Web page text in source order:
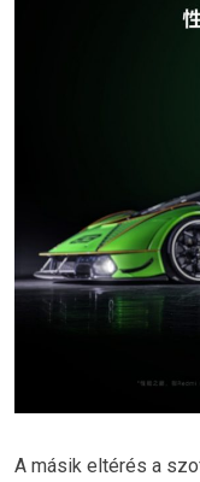
A másik eltérés a